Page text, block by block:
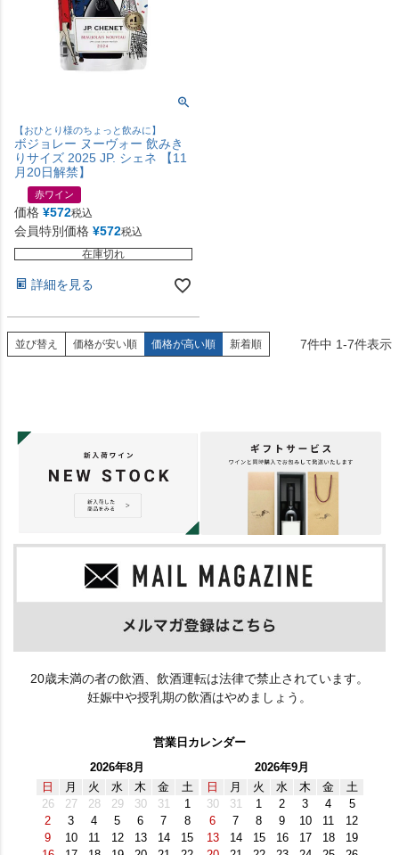
【おひとり様のちょっと飲みに】
ボジョレー ヌーヴォー 飲みき
りサイズ 2025 JP. シェネ 【11
月20日解禁】
赤ワイン
価格 ¥572税込
会員特別価格 ¥572税込
在庫切れ
詳細を見る
並び替え 価格が安い順 価格が高い順 新着順 7件中 1-7件表示
20歳未満の者の飲酒、飲酒運転は法律で禁止されています。
妊娠中や授乳期の飲酒はやめましょう。
営業日カレンダー
2026年8月
日
月 火 水 木 金
土
26
27 28 29 30 31
1
2
3 4 5 6 7
8
9
10 11 12 13 14
15
2026年9月
日
月 火 水 木 金
土
30
31 1 2 3 4
5
6
7 8 9 10 11
12
13
14 15 16 17 18
19